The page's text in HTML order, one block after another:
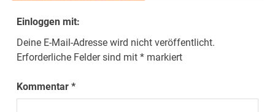
Einloggen mit:
Deine E-Mail-Adresse wird nicht veröffentlicht.
Erforderliche Felder sind mit* markiert
Kommentar*